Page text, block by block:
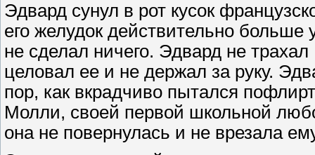
Эдвард сунул в рот кусок
его желудок действительно
не сделал ничего. Эдвард не
целовал ее и не держал за руку.
пор, как вкрадчиво пытался
Молли, своей первой школьной
она не повернулась и не врезала